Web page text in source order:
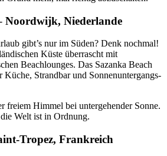
Noordwijk, Niederlande
gibt’s nur im Süden? Denk nochmal!
Küste überrascht mit
Beachlounges. Das Sazanka Beach
Küche, Strandbar und Sonnenuntergangs-
freiem Himmel bei untergehender Sonne.
Welt ist in Ordnung.
Tropez, Frankreich